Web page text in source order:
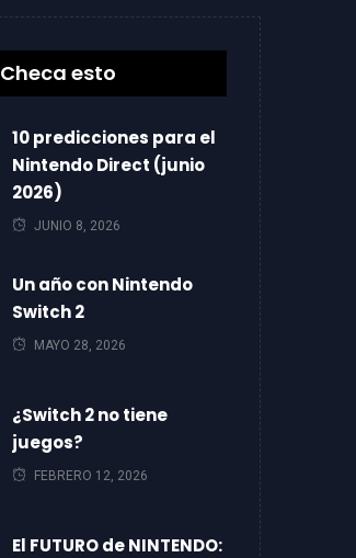
Checa esto
10 predicciones para el
Nintendo Direct (junio
2026)
JUNIO 8, 2026
Un año con Nintendo
Switch 2
MAYO 28, 2026
¿Switch 2 no tiene
juegos?
FEBRERO 12, 2026
El FUTURO de NINTENDO: